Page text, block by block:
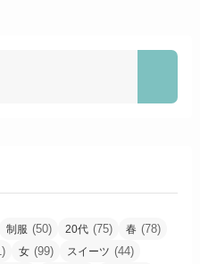
制服 (50) 20代 (75) 春 (78)
女 (99) スイーツ (44)